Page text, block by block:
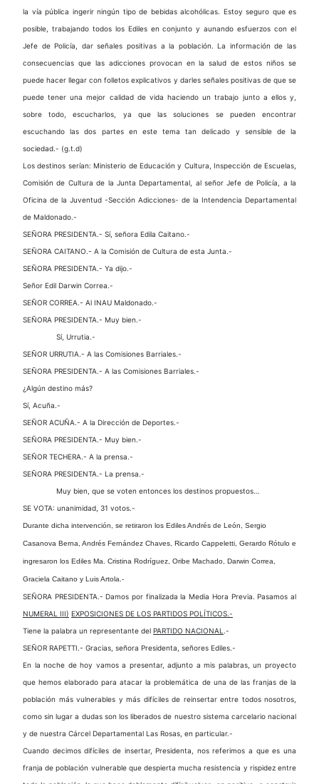
la vía pública ingerir ningún tipo de bebidas alcohólicas. Estoy seguro que es
posible, trabajando todos los Ediles en conjunto y aunando esfuerzos con el
Jefe de Policía, dar señales positivas a la población. La información de las
consecuencias que las adicciones provocan en la salud de estos niños se
puede hacer llegar con folletos explicativos y darles señales positivas de que se
puede tener una mejor calidad de vida haciendo un trabajo junto a ellos y,
sobre todo, escucharlos, ya que las soluciones se pueden encontrar
escuchando las dos partes en este tema tan delicado y sensible de la
sociedad.- (g.t.d)
Los destinos serían: Ministerio de Educación y Cultura, Inspección de Escuelas,
Comisión de Cultura de la Junta Departamental, al señor Jefe de Policía, a la
Oficina de la Juventud -Sección Adicciones- de la Intendencia Departamental
de Maldonado.-
SEÑORA PRESIDENTA.- Sí, señora Edila Caitano.-
SEÑORA CAITANO.- A la Comisión de Cultura de esta Junta.-
SEÑORA PRESIDENTA.- Ya dijo.-
Señor Edil Darwin Correa.-
SEÑOR CORREA.- Al INAU Maldonado.-
SEÑORA PRESIDENTA.- Muy bien.-
Sí, Urrutia.-
SEÑOR URRUTIA.- A las Comisiones Barriales.-
SEÑORA PRESIDENTA.- A las Comisiones Barriales.-
¿Algún destino más?
Sí, Acuña.-
SEÑOR ACUÑA.- A la Dirección de Deportes.-
SEÑORA PRESIDENTA.- Muy bien.-
SEÑOR TECHERA.- A la prensa.-
SEÑORA PRESIDENTA.- La prensa.-
Muy bien, que se voten entonces los destinos propuestos…
SE VOTA: unanimidad, 31 votos.-
Durante dicha intervención, se retiraron los Ediles Andrés de León, Sergio
Casanova Berna, Andrés Fernández Chaves, Ricardo Cappeletti, Gerardo Rótulo e
ingresaron los Ediles Ma. Cristina Rodríguez, Oribe Machado, Darwin Correa,
Graciela Caitano y Luis Artola.-
SEÑORA PRESIDENTA.- Damos por finalizada la Media Hora Previa. Pasamos al
NUMERAL III) EXPOSICIONES DE LOS PARTIDOS POLÍTICOS.-
Tiene la palabra un representante del PARTIDO NACIONAL .-
SEÑOR RAPETTI.- Gracias, señora Presidenta, señores Ediles.-
En la noche de hoy vamos a presentar, adjunto a mis palabras, un proyecto
que hemos elaborado para atacar la problemática de una de las franjas de la
población más vulnerables y más difíciles de reinsertar entre todos nosotros,
como sin lugar a dudas son los liberados de nuestro sistema carcelario nacional
y de nuestra Cárcel Departamental Las Rosas, en particular.-
Cuando decimos difíciles de insertar, Presidenta, nos referimos a que es una
franja de población vulnerable que despierta mucha resistencia y rispidez entre